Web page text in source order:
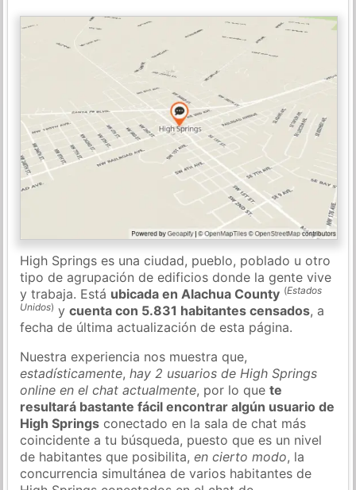
High Springs es una ciudad, pueblo, poblado u otro
tipo de agrupación de edificios donde la gente vive
y trabaja. Está ubicada en Alachua County (Estados
Unidos) ycuenta con 5.831 habitantes censados, a
fecha de última actualización de esta página.
Nuestra experiencia nos muestra que,
estadísticamente,hay 2 usuarios de High Springs
online en el chat actualmente, por lo quete
resultará bastante fácil encontrar algún usuario de
High Springs conectado en la sala de chat más
coincidente a tu búsqueda, puesto que es un nivel
de habitantes que posibilita,en cierto modo, la
concurrencia simultánea de varios habitantes de